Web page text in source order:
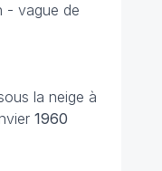
- vague de
la neige à
1960